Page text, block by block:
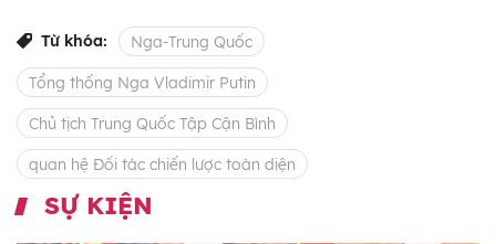
Từ khóa: Nga-Trung Quốc
Tổng thống Nga Vladimir Putin
Chủ tịch Trung Quốc Tập Cận Bình
quan hệ Đối tác chiến lược toàn diện
SỰ KIỆN